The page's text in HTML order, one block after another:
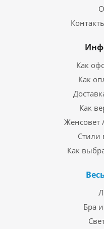
Как
Как
Как
Женсовет
Стили
Как
Бра